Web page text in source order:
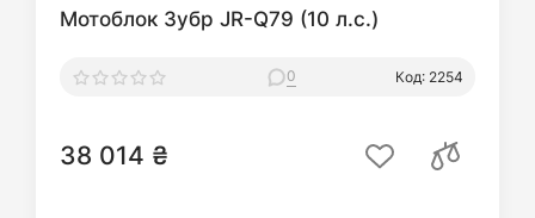
Мотоблок Зубр JR-Q79 (10 л.с.)
0 Код: 2254
38 014 ₴